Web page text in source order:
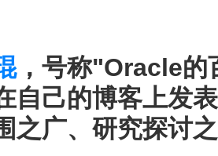
，号称"Oracle的
自己的博客上发
之广、研究探讨